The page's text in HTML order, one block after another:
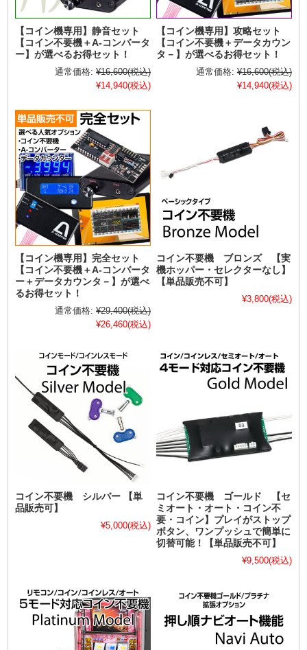
【コイン機専用】静音セット
【コイン不要機＋A-コンバータ
ー】が選べるお得セット！
通常価格: ¥16,600(税込)
¥14,940(税込)
【コイン機専用】攻略セット
【コイン不要機＋データカウン
タ－】が選べるお得セット！
通常価格: ¥16,600(税込)
¥14,940(税込)
【コイン機専用】完全セット
【コイン不要機＋A-コンバータ
ー＋データカウンタ－】が選べ
るお得セット！
通常価格: ¥29,400(税込)
¥26,460(税込)
コイン不要機 ブロンズ 【実
機ホッパー・セレクターなし】
【単品販売不可】
¥3,800(税込)
コイン不要機 シルバー 【単
品販売可】
¥5,000(税込)
コイン不要機 ゴールド 【セ
ミオート・オート・コイン不
要・コイン】プレイがストップ
ボタン、ワンプッシュで簡単に
切替可能！【単品販売不可】
¥9,500(税込)